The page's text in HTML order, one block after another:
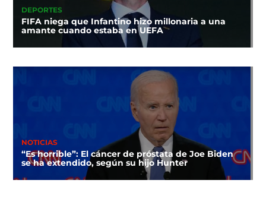
DEPORTES
FIFA niega que Infantino hizo millonaria a una
amante cuando estaba en UEFA
NOTICIAS
“Es horrible”: El cáncer de próstata de Joe Biden
se ha extendido, según su hijo Hunter